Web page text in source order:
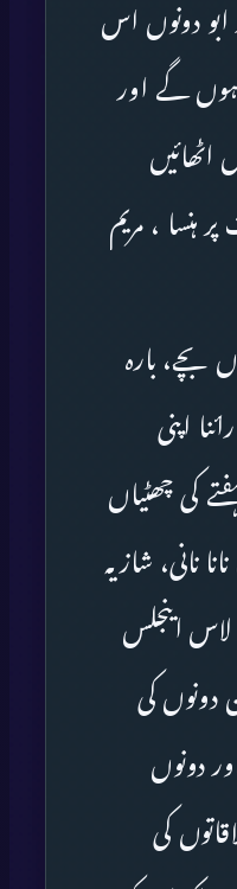
دونوں اس
ہوں گے اور
اٹھائیں
ہنسا ، مریم
بچے، بارہ
اپنی
کی چھٹیاں
نانی، شازیہ
اینجلس
دونوں کی
دونوں
کی